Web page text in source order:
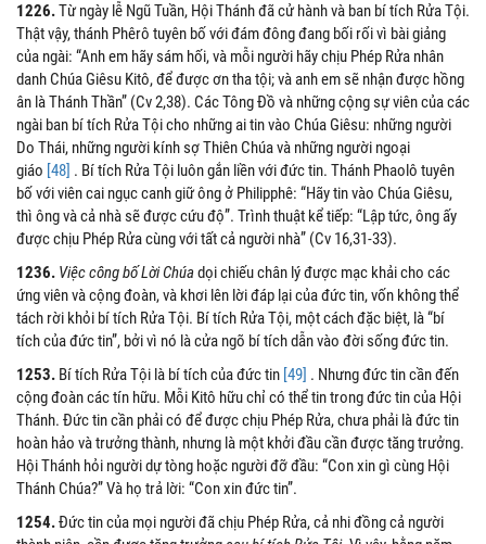
1226.Từ ngày lễ Ngũ Tuần, Hội Thánh đã cử hành và ban bí tích Rửa Tội.
Thật vậy, thánh Phêrô tuyên bố với đám đông đang bối rối vì bài giảng
của ngài: “Anh em hãy sám hối, và mỗi người hãy chịu Phép Rửa nhân
danh Chúa Giêsu Kitô, để được ơn tha tội; và anh em sẽ nhận được hồng
ân là Thánh Thần” (Cv 2,38). Các Tông Đồ và những cộng sự viên của các
ngài ban bí tích Rửa Tội cho những ai tin vào Chúa Giêsu: những người
Do Thái, những người kính sợ Thiên Chúa và những người ngoại
giáo [48] . Bí tích Rửa Tội luôn gắn liền với đức tin. Thánh Phaolô tuyên
bố với viên cai ngục canh giữ ông ở Philipphê: “Hãy tin vào Chúa Giêsu,
thì ông và cả nhà sẽ được cứu độ”. Trình thuật kể tiếp: “Lập tức, ông ấy
được chịu Phép Rửa cùng với tất cả người nhà” (Cv 16,31-33).
1236. Việc công bố Lời Chúadọi chiếu chân lý được mạc khải cho các
ứng viên và cộng đoàn, và khơi lên lời đáp lại của đức tin, vốn không thể
tách rời khỏi bí tích Rửa Tội. Bí tích Rửa Tội, một cách đặc biệt, là “bí
tích của đức tin”, bởi vì nó là cửa ngõ bí tích dẫn vào đời sống đức tin.
1253. Bí tích Rửa Tội là bí tích của đức tin [49] . Nhưng đức tin cần đến
cộng đoàn các tín hữu. Mỗi Kitô hữu chỉ có thể tin trong đức tin của Hội
Thánh. Đức tin cần phải có để được chịu Phép Rửa, chưa phải là đức tin
hoàn hảo và trưởng thành, nhưng là một khởi đầu cần được tăng trưởng.
Hội Thánh hỏi người dự tòng hoặc người đỡ đầu: “Con xin gì cùng Hội
Thánh Chúa?” Và họ trả lời: “Con xin đức tin”.
1254.Đức tin của mọi người đã chịu Phép Rửa, cả nhi đồng cả người